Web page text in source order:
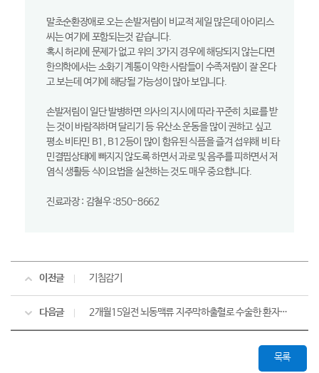
말초순환장애로 오는 손발저림이 비교적 제일 많은데 아이리스
씨는 여기에 포함되는것 같습니다.
혹시 허리에 문제가 없고 위의 3가지 경우에 해당되지 않는다면
한의학에서는 소화기 계통이 약한 사람들이 수족저림이 잘 온다
고 보는데 여기에 해당될 가능성이 많아 보입니다.
손발저림이 일단 발병하면 의사의 지시에 따라 꾸준히 치료를 받
는 것이 바람직하며 달리기 등 유산소 운동을 많이 권하고 싶고
평소 비타민 B1, B12등이 많이 함유된 식픔을 즐겨 섭위해 비 타
민결핍상태에 빠지지 않도록 하면서 과로 및 음주를 피하면서 저
염식 생활등 식이요법을 실천하는 것도 매우 중요합니다.
진료과장 : 감철우 :850-8662
이전글 기침감기
다음글 2개월15일전 뇌동맥류 지주막하출혈로 수술한 환자인데,심한 장염에 위독한..어디로?
목록